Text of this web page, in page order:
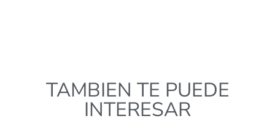
TAMBIEN TE PUEDE
INTERESAR